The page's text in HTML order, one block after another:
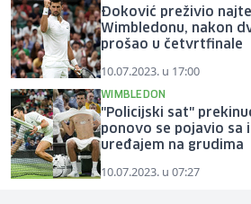
Đoković preživio
Wimbledonu, nakon
prošao u četvrtfinale
10.07.2023. u 17:00
WIMBLEDON
"Policijski sat"
ponovo se pojavio sa
uređajem na grudima
10.07.2023. u 07:27